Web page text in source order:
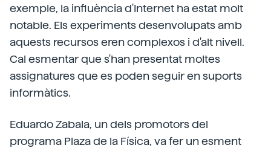
exemple, la influència d'Internet ha estat molt
notable. Els experiments desenvolupats amb
aquests recursos eren complexos i d'alt nivell.
Cal esmentar que s'han presentat moltes
assignatures que es poden seguir en suports
informàtics.
Eduardo Zabala, un dels promotors del
programa Plaza de la Física, va fer un esment